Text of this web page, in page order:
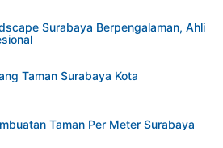
Surabaya Berpengalaman, Ahli
Taman Surabaya Kota
Taman Per Meter Surabaya